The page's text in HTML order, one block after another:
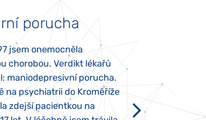
porucha
jsem onemocněla
chorobou. Verdikt lékařů
maniodepresivní porucha.
na psychiatrii do Kroměříže
zdejší pacientkou na
narození,
který je u